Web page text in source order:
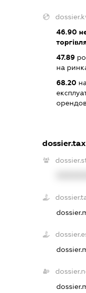
46.90
47.89
на
68.20
dossier.tax